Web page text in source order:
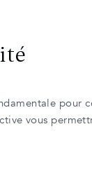
pour
vous